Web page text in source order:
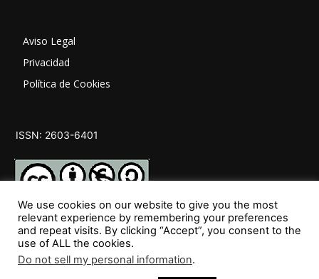
Aviso Legal
Privacidad
Política de Cookies
ISSN: 2603-6401
SÍGUENOS
We use cookies on our website to give you the most
relevant experience by remembering your preferences
and repeat visits. By clicking “Accept”, you consent to the
use of ALL the cookies.
Do not sell my personal information.